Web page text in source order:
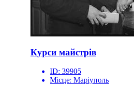
Курси майстрів
ID: 39905
Місце: Маріуполь